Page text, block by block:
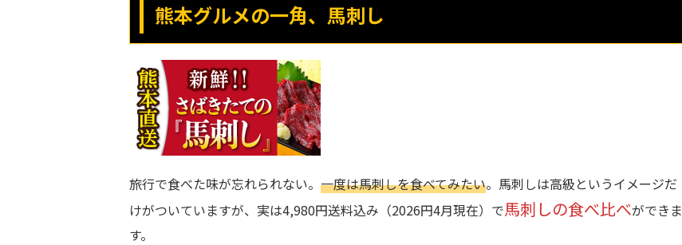
熊本グルメの一角、馬刺し
旅行で食べた味が忘れられない。 一度は馬刺しを食べてみたい。馬刺しは高級というイメージだ
けがついていますが、実は4,980円送料込み（2026円4月現在）で馬刺しの食べ比べができま
す。